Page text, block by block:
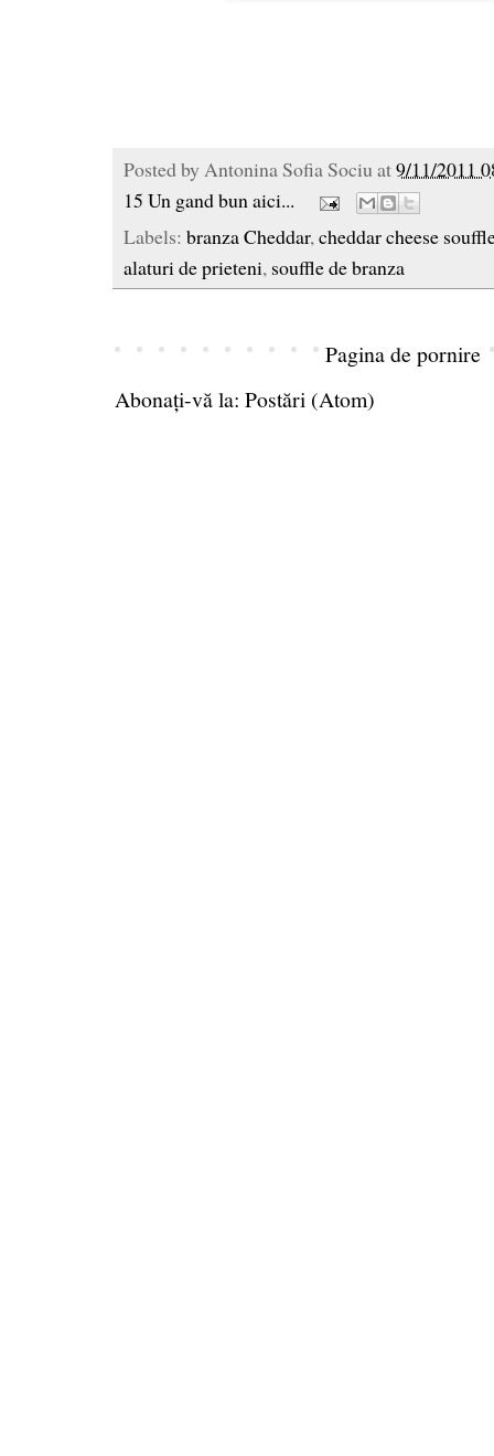
Posted by Antonina Sofia Sociu at9/11/2011
15 Un gand bun aici...
Labels: branza Cheddar,cheddar cheese
alaturi de prieteni, souffle de branza
Pagina de pornire
Abonați-vă la: Postări (Atom)